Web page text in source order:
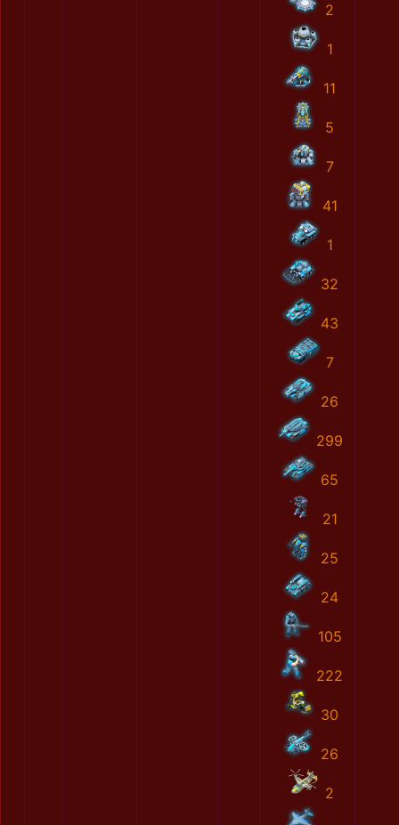
2
1
11
5
7
41
1
32
43
7
26
299
65
21
25
24
105
222
30
26
2